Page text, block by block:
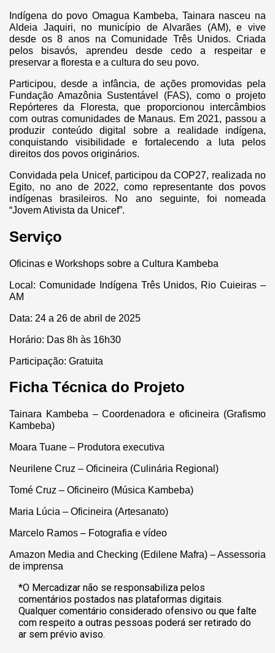
Indígena do povo Omagua Kambeba, Tainara nasceu na
Aldeia Jaquiri, no município de Alvarães (AM), e vive
desde os 8 anos na Comunidade Três Unidos. Criada
pelos bisavós, aprendeu desde cedo a respeitar e
preservar a floresta e a cultura do seu povo.
Participou, desde a infância, de ações promovidas pela
Fundação Amazônia Sustentável (FAS), como o projeto
Repórteres da Floresta, que proporcionou intercâmbios
com outras comunidades de Manaus. Em 2021, passou a
produzir conteúdo digital sobre a realidade indígena,
conquistando visibilidade e fortalecendo a luta pelos
direitos dos povos originários.
Convidada pela Unicef, participou da COP27, realizada no
Egito, no ano de 2022, como representante dos povos
indígenas brasileiros. No ano seguinte, foi nomeada
“Jovem Ativista da Unicef”.
Serviço
Oficinas e Workshops sobre a Cultura Kambeba
Local: Comunidade Indígena Três Unidos, Rio Cuieiras –
AM
Data: 24 a 26 de abril de 2025
Horário: Das 8h às 16h30
Participação: Gratuita
Ficha Técnica do Projeto
Tainara Kambeba – Coordenadora e oficineira (Grafismo
Kambeba)
Moara Tuane – Produtora executiva
Neurilene Cruz – Oficineira (Culinária Regional)
Tomé Cruz – Oficineiro (Música Kambeba)
Maria Lúcia – Oficineira (Artesanato)
Marcelo Ramos – Fotografia e vídeo
Amazon Media and Checking (Edilene Mafra) – Assessoria
de imprensa
*O Mercadizar não se responsabiliza pelos
comentários postados nas plataformas digitais.
Qualquer comentário considerado ofensivo ou que falte
com respeito a outras pessoas poderá ser retirado do
ar sem prévio aviso.